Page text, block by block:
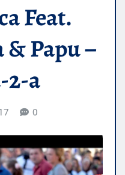
Feat.
& Papu –
2-a
0